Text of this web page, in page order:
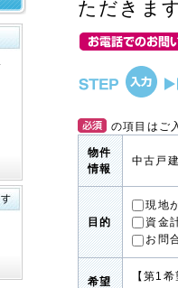
ただきま
の項目はご
物件
情報
中古戸
目的
現地
資金
お問
希望
【第1